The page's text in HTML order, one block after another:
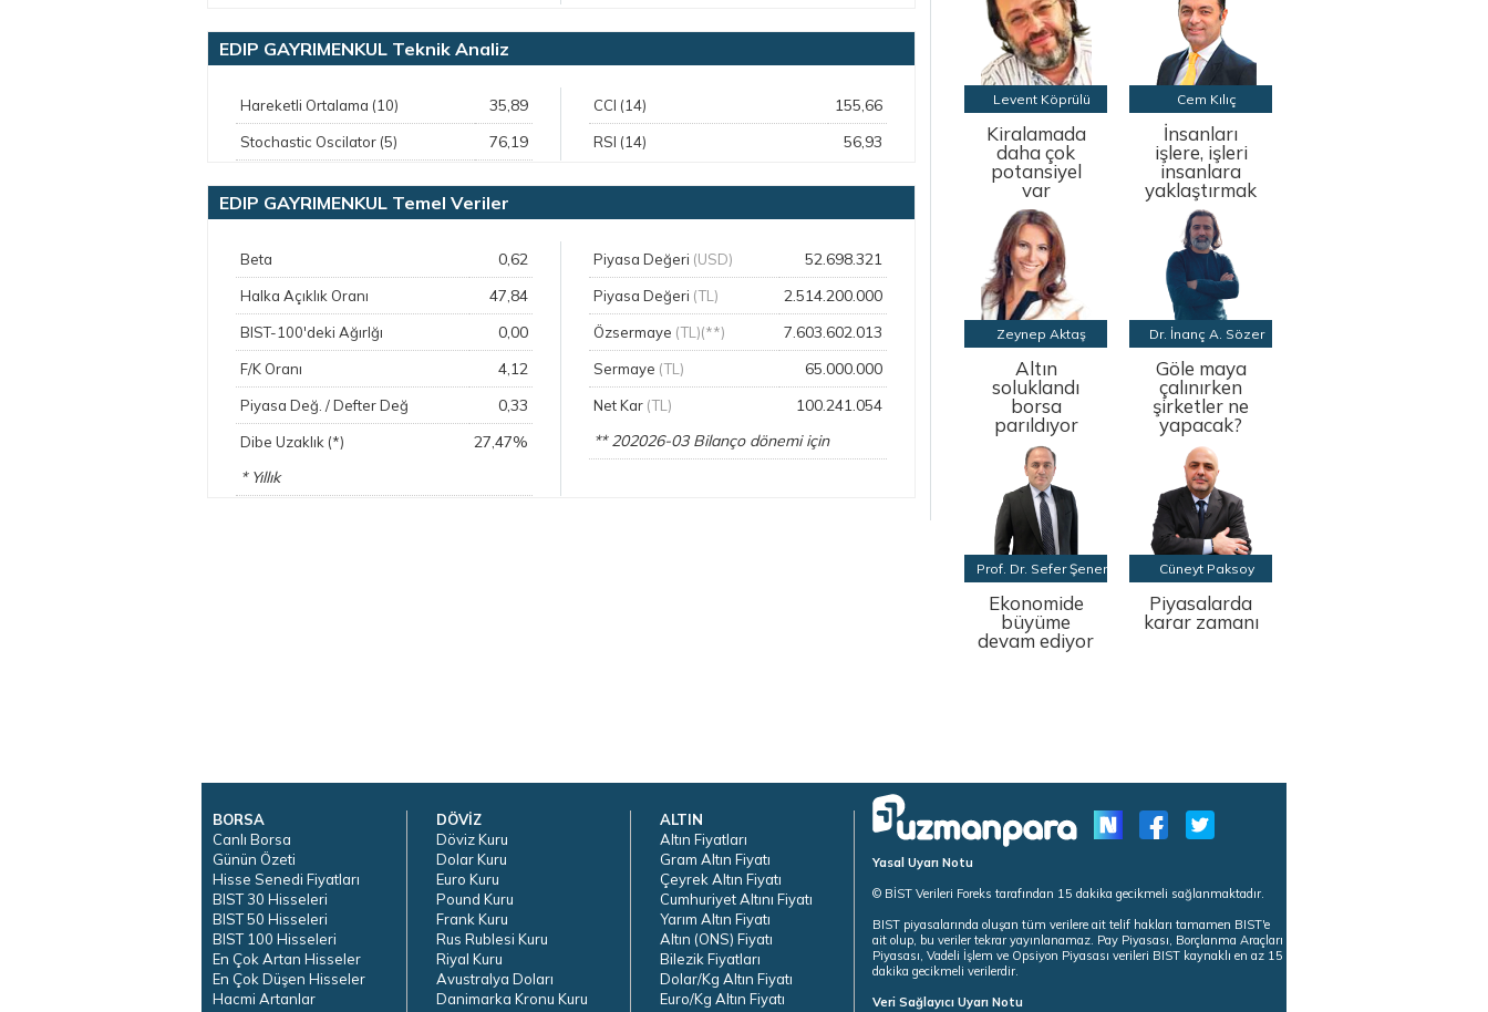
EDIP GAYRIMENKUL Teknik Analiz
Hareketli Ortalama (10) 35,89
Stochastic Oscilator (5) 76,19
CCI (14) 155,66
RSI (14) 56,93
EDIP GAYRIMENKUL Temel Veriler
Beta 0,62
Halka Açıklık Oranı 47,84
BIST-100'deki Ağırlğı 0,00
F/K Oranı 4,12
Piyasa Değ. / Defter Değ 0,33
Dibe Uzaklık (*)
27,47%
* Yıllık
Piyasa Değeri (USD) 52.698.321
Piyasa Değeri (TL) 2.514.200.000
Özsermaye (TL)(**) 7.603.602.013
Sermaye (TL) 65.000.000
Net Kar (TL)
100.241.054
** 202026-03 Bilanço dönemi için
Levent Köprülü
Kiralamada
daha çok
potansiyel
var
Cem Kılıç
İnsanları
işlere, işleri
insanlara
yaklaştırmak
Zeynep Aktaş
Altın
soluklandı
borsa
parıldıyor
Dr. İnanç A. Sözer
Göle maya
çalınırken
şirketler ne
yapacak?
Prof. Dr. Sefer Şener
Ekonomide
büyüme
devam ediyor
Cüneyt Paksoy
Piyasalarda
karar zamanı
BORSA
Canlı Borsa
Günün Özeti
Hisse Senedi Fiyatları
BIST 30 Hisseleri
BIST 50 Hisseleri
BIST 100 Hisseleri
En Çok Artan Hisseler
En Çok Düşen Hisseler
Hacmi Artanlar
DÖVİZ
Döviz Kuru
Dolar Kuru
Euro Kuru
Pound Kuru
Frank Kuru
Rus Rublesi Kuru
Riyal Kuru
Avustralya Doları
Danimarka Kronu Kuru
ALTIN
Altın Fiyatları
Gram Altın Fiyatı
Çeyrek Altın Fiyatı
Cumhuriyet Altını Fiyatı
Yarım Altın Fiyatı
Altın (ONS) Fiyatı
Bilezik Fiyatları
Dolar/Kg Altın Fiyatı
Euro/Kg Altın Fiyatı
Yasal Uyarı Notu
© BİST Verileri Foreks tarafından 15 dakika gecikmeli sağlanmaktadır.
BIST piyasalarında oluşan tüm verilere ait telif hakları tamamen BIST'e
ait olup, bu veriler tekrar yayınlanamaz. Pay Piyasası, Borçlanma Araçları
Piyasası, Vadeli İşlem ve Opsiyon Piyasası verileri BIST kaynaklı en az 15
dakika gecikmeli verilerdir.
Veri Sağlayıcı Uyarı Notu